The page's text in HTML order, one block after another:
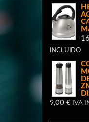
INCLUIDO
9,00 € IVA